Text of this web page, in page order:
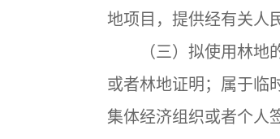
地项目，提供经有关人
（三）拟使用林地的
或者林地证明；属于临
集体经济组织或者个人